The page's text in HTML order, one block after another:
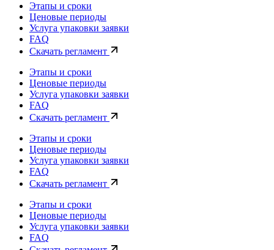
Этапы и сроки
Ценовые периоды
Услуга упаковки заявки
FAQ
Скачать регламент
Этапы и сроки
Ценовые периоды
Услуга упаковки заявки
FAQ
Скачать регламент
Этапы и сроки
Ценовые периоды
Услуга упаковки заявки
FAQ
Скачать регламент
Этапы и сроки
Ценовые периоды
Услуга упаковки заявки
FAQ